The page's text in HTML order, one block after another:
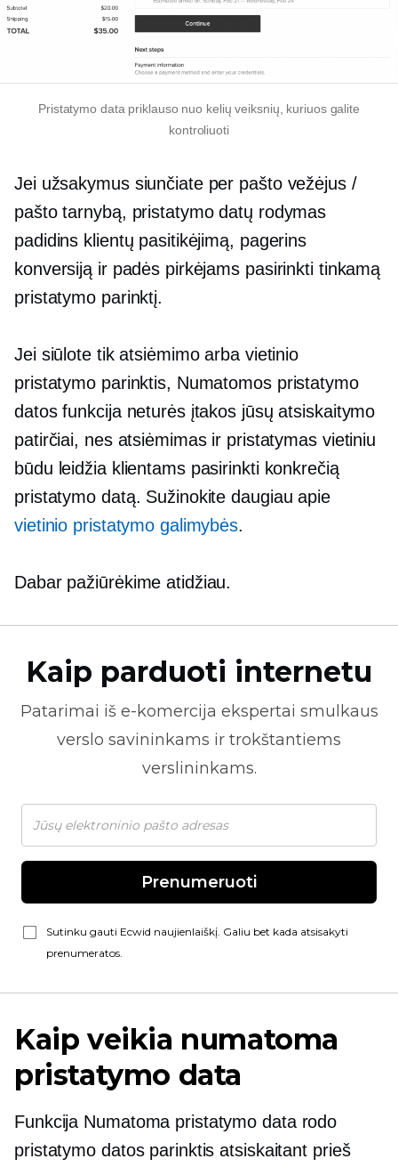
Pristatymo data priklauso nuo kelių veiksnių, kuriuos galite
kontroliuoti
Jei užsakymus siunčiate per pašto vežėjus /
pašto tarnybą, pristatymo datų rodymas
padidins klientų pasitikėjimą, pagerins
konversiją ir padės pirkėjams pasirinkti tinkamą
pristatymo parinktį.
Jei siūlote tik atsiėmimo arba vietinio
pristatymo parinktis, Numatomos pristatymo
datos funkcija neturės įtakos jūsų atsiskaitymo
patirčiai, nes atsiėmimas ir pristatymas vietiniu
būdu leidžia klientams pasirinkti konkrečią
pristatymo datą. Sužinokite daugiau apie
vietinio pristatymo galimybės.
Dabar pažiūrėkime atidžiau.
Kaip parduoti internetu
Patarimai iš e-komercija ekspertai smulkaus
verslo savininkams ir trokštantiems
verslininkams.
Prenumeruoti
Sutinku gauti Ecwid naujienlaiškį. Galiu bet kada atsisakyti
prenumeratos.
Kaip veikia numatoma
pristatymo data
Funkcija Numatoma pristatymo data rodo
pristatymo datos parinktis atsiskaitant prieš